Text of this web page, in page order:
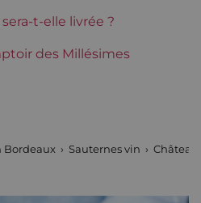
Cru Supérieur
Yquem
t-elle livrée ?
des Millésimes
Bordeaux Sauternes vin Château